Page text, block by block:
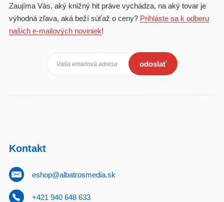
Zaujíma Vás, aký knižný hit práve vychádza, na aký tovar je
výhodná zľava, aká beží súťaž o ceny? Prihláste sa k odberu
našich e-mailových noviniek!
Vaša emailová adresa odoslať
Kontakt
eshop@albatrosmedia.sk
+421 940 648 633